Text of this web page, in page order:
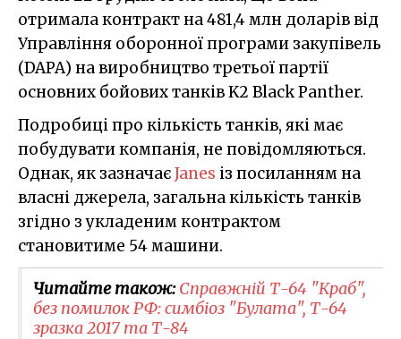
отримала контракт на 481,4 млн доларів від
Управління оборонної програми закупівель
(DAPA) на виробництво третьої партії
основних бойових танків K2 Black Panther.
Подробиці про кількість танків, які має
побудувати компанія, не повідомляються.
Однак, як зазначаєJanes із посиланням на
власні джерела, загальна кількість танків
згідно з укладеним контрактом
становитиме 54 машини.
Читайте також:Справжній Т-64 "Краб",
без помилок РФ: симбіоз "Булата", Т-64
зразка 2017 та Т-84